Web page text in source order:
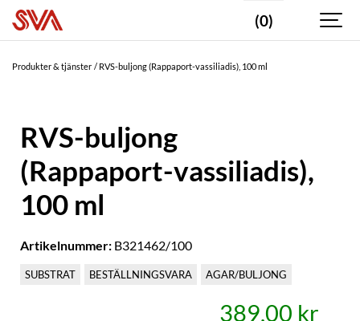
(0)
Produkter & tjänster RVS-buljong (Rappaport-vassiliadis), 100 ml
RVS-buljong
(Rappaport-vassiliadis),
100 ml
Artikelnummer: B321462/100
SUBSTRAT BESTÄLLNINGSVARA AGAR/BULJONG
389,00 kr